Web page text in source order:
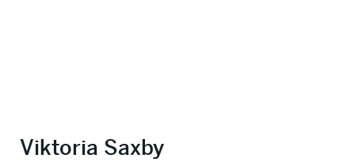
Viktoria Saxby